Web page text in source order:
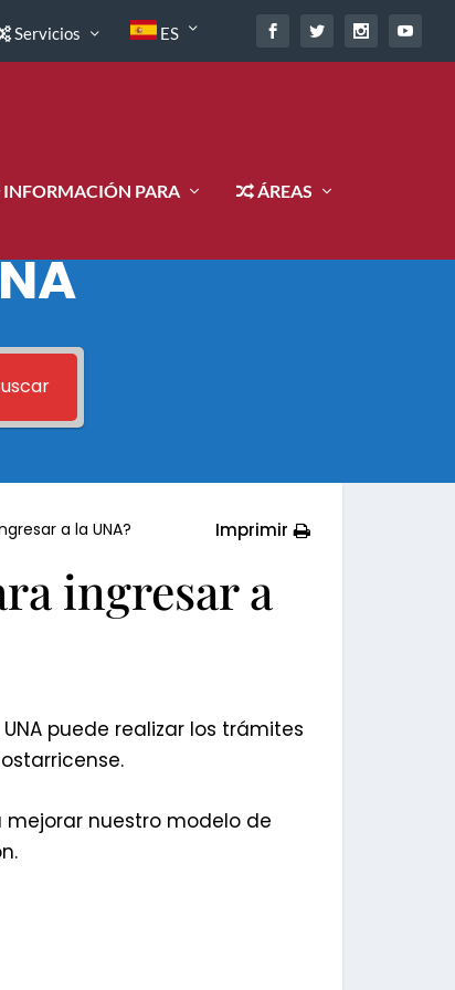
Servicios ES
INFORMACIÓN PARA ÁREAS
a la UNA? Imprimir
ingresar a
puede realizar los trámites
nuestro modelo de